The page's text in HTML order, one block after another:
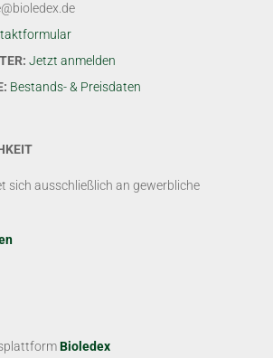
Jetzt anmelden
Bestands- & Preisdaten
sich ausschließlich an gewerbliche
Bioledex